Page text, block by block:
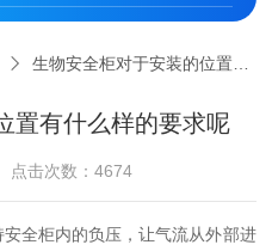
生物安全柜对于安装的位置有什么样的要求呢
置有什么样的要求呢
点击次数：4674
全柜内的负压，让气流从外部进